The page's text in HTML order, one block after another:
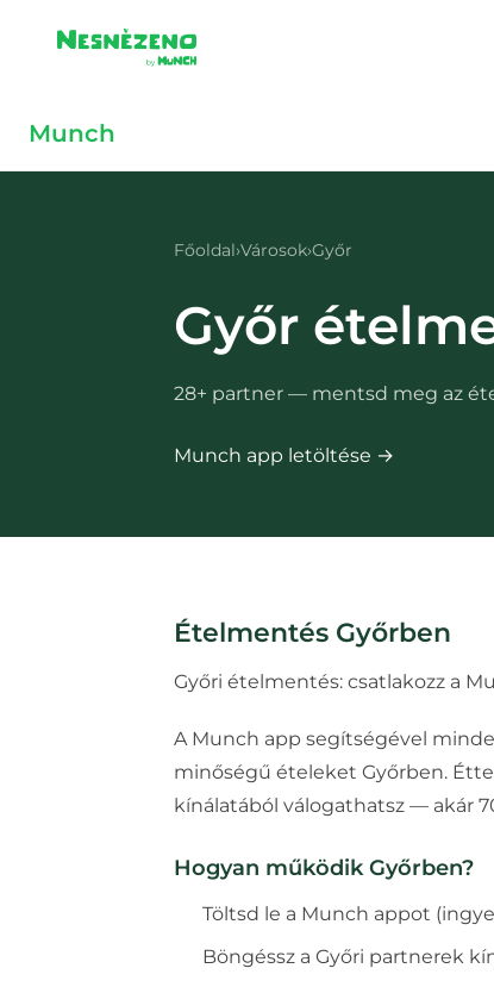
Munch
Főoldal›Városok›Győr
Győr
28+ partner — mentsd meg az
Munch app letöltése →
Ételmentés Győrben
Győri ételmentés: csatlakozz a
A Munch app segítségével
minőségű ételeket Győrben.
kínálatából válogathatsz — akár
Hogyan működikGyőrben?
Töltsd le a Munch appot
Böngéssz a Győri partnerek